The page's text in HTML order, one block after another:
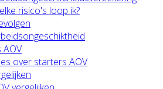
risico's loop ik?
AOV
over starters AOV